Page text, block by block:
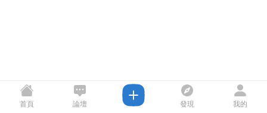
首頁 論壇 發現 我的